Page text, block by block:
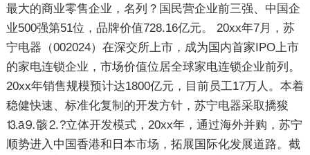
最大的商业零售企业，名列？国民营企业前三强、中国企
业500强第51位，品牌价值728.16亿元。 20xx年7月，苏
宁电器（002024）在深交所上市，成为国内首家IPO上市
的家电连锁企业，市场价值位居全球家电连锁企业前列。
20xx年销售规模预计达1800亿元，目前员工17万人。本着
稳健快速、标准化复制的开发方针，苏宁电器采取撟狻
⒔ā⒐骸⒉?立体开发模式，20xx年，通过海外并购，苏宁
顺势进入中国香港和日本市场，拓展国际化发展道路。截